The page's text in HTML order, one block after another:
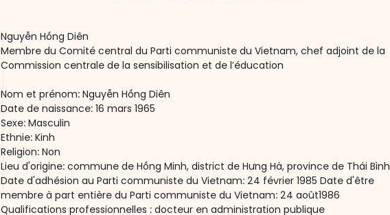
Nguyễn Hồng Diên
Membre du Comité central du Parti communiste du Vietnam, chef adjoint de la
Commission centrale de la sensibilisation et de l’éducation
Nom et prénom: Nguyễn Hồng Diên
Date de naissance: 16 mars 1965
Sexe: Masculin
Ethnie: Kinh
Religion: Non
Lieu d'origine: commune de Hồng Minh, district de Hưng Hà, province de Thái Bình
Date d'adhésion au Parti communiste du Vietnam: 24 février 1985 Date d'être
membre à part entière du Parti communiste du Vietnam: 24 août1986
Qualifications professionnelles : docteur en administration publique